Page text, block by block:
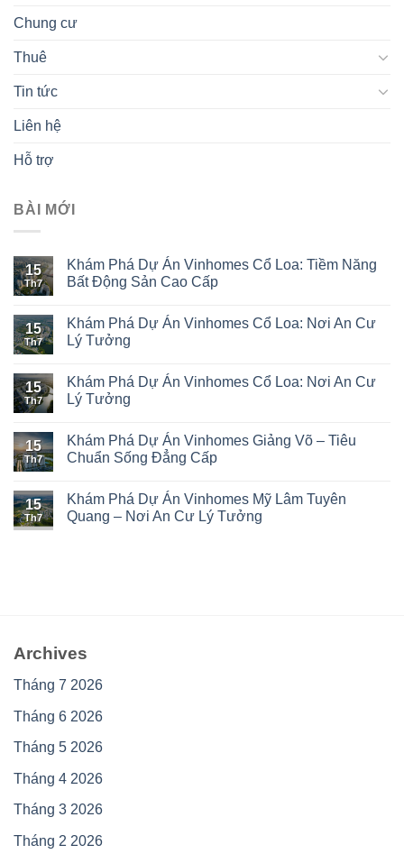
Chung cư
Thuê
Tin tức
Liên hệ
Hỗ trợ
BÀI MỚI
15
Th7
Khám Phá Dự Án Vinhomes Cổ Loa: Tiềm Năng
Bất Động Sản Cao Cấp
15
Th7
Khám Phá Dự Án Vinhomes Cổ Loa: Nơi An Cư
Lý Tưởng
15
Th7
Khám Phá Dự Án Vinhomes Cổ Loa: Nơi An Cư
Lý Tưởng
15
Th7
Khám Phá Dự Án Vinhomes Giảng Võ – Tiêu
Chuẩn Sống Đẳng Cấp
15
Th7
Khám Phá Dự Án Vinhomes Mỹ Lâm Tuyên
Quang – Nơi An Cư Lý Tưởng
Archives
Tháng 7 2026
Tháng 6 2026
Tháng 5 2026
Tháng 4 2026
Tháng 3 2026
Tháng 2 2026